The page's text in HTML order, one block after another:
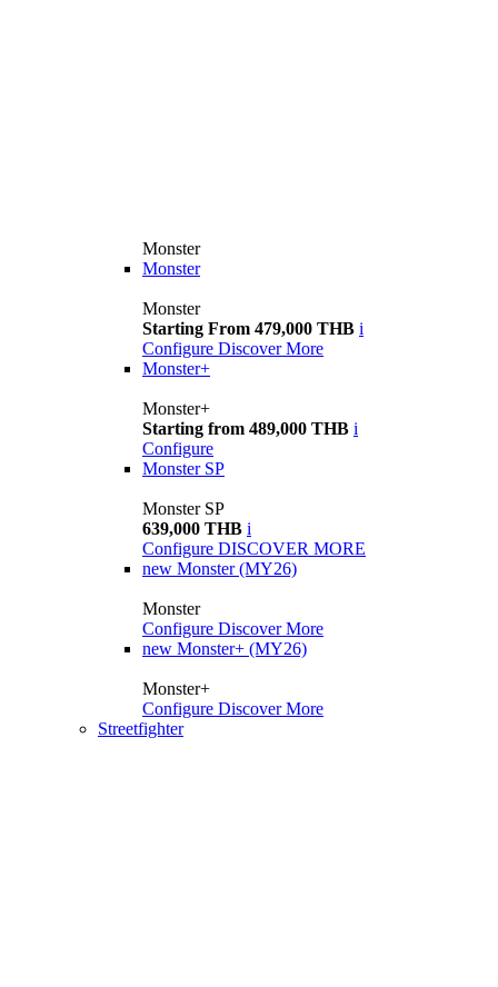
Monster
Monster
Monster
Starting From 479,000 THB i
Configure Discover More
Monster+
Monster+
Starting from 489,000 THB i
Configure
Monster SP
Monster SP
639,000 THB i
Configure DISCOVER MORE
new Monster (MY26)
Monster
Configure Discover More
new Monster+ (MY26)
Monster+
Configure Discover More
Streetfighter